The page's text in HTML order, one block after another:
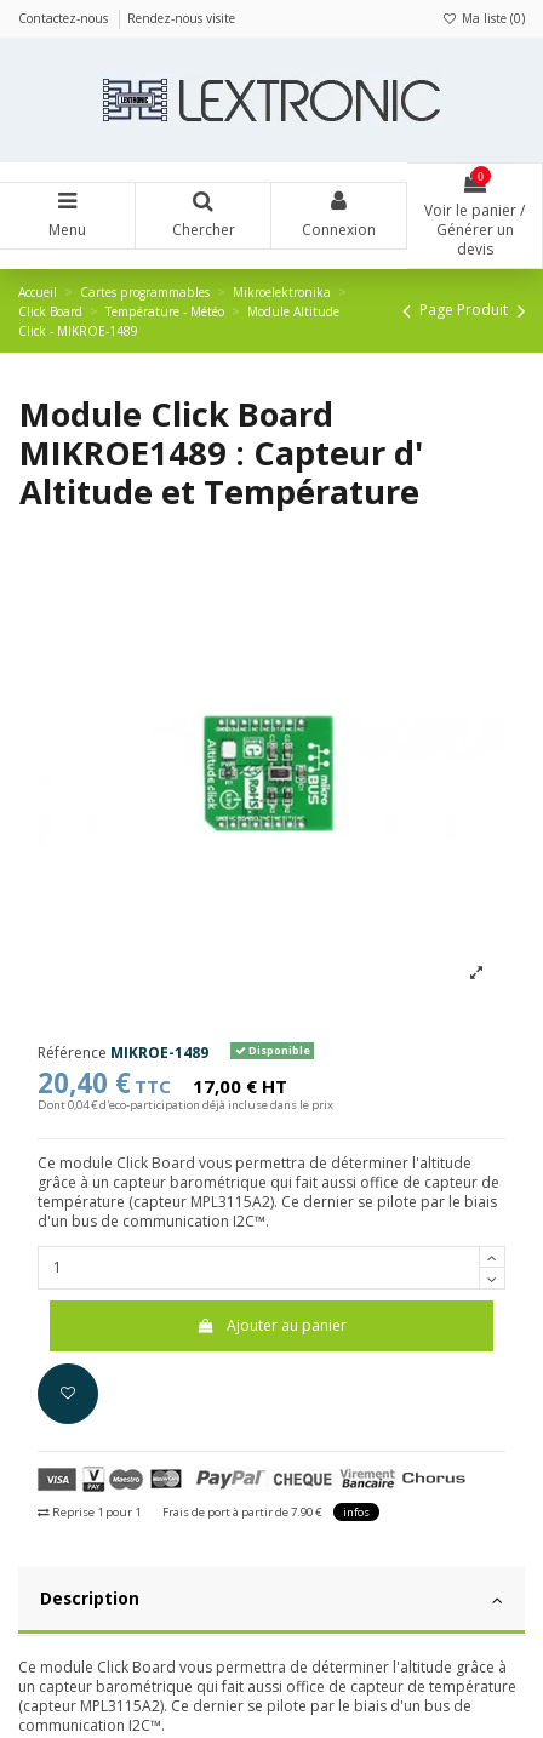
Contactez-nous Rendez-nous visite Ma liste (0)
Menu Chercher Connexion
0
Voir le panier /
Générer un
devis
Accueil Cartes programmables
Mikroelektronika
Click Board
Température - Météo
Module Altitude
Click - MIKROE-1489
Page Produit
Module Click Board
MIKROE1489 : Capteur d'
Altitude et Température
Référence MIKROE-1489 Disponible
20,40 € TTC 17,00 € HT
Dont 0,04 € d'eco-participation déjà incluse dans le prix
Ce module Click Board vous permettra de déterminer l'altitude
grâce à un capteur barométrique qui fait aussi office de capteur de
température (capteur MPL3115A2). Ce dernier se pilote par le biais
d'un bus de communication I2C™.
Ajouter au panier
Reprise 1 pour 1 Frais de port à partir de 7.90 € infos
Description
Ce module Click Board vous permettra de déterminer l'altitude grâce à
un capteur barométrique qui fait aussi office de capteur de température
(capteur MPL3115A2). Ce dernier se pilote par le biais d'un bus de
communication I2C™.
Panneau de gestion des cookies